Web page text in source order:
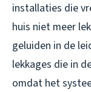
installaties die
huis niet meer
geluiden in de
lekkages die in
omdat het